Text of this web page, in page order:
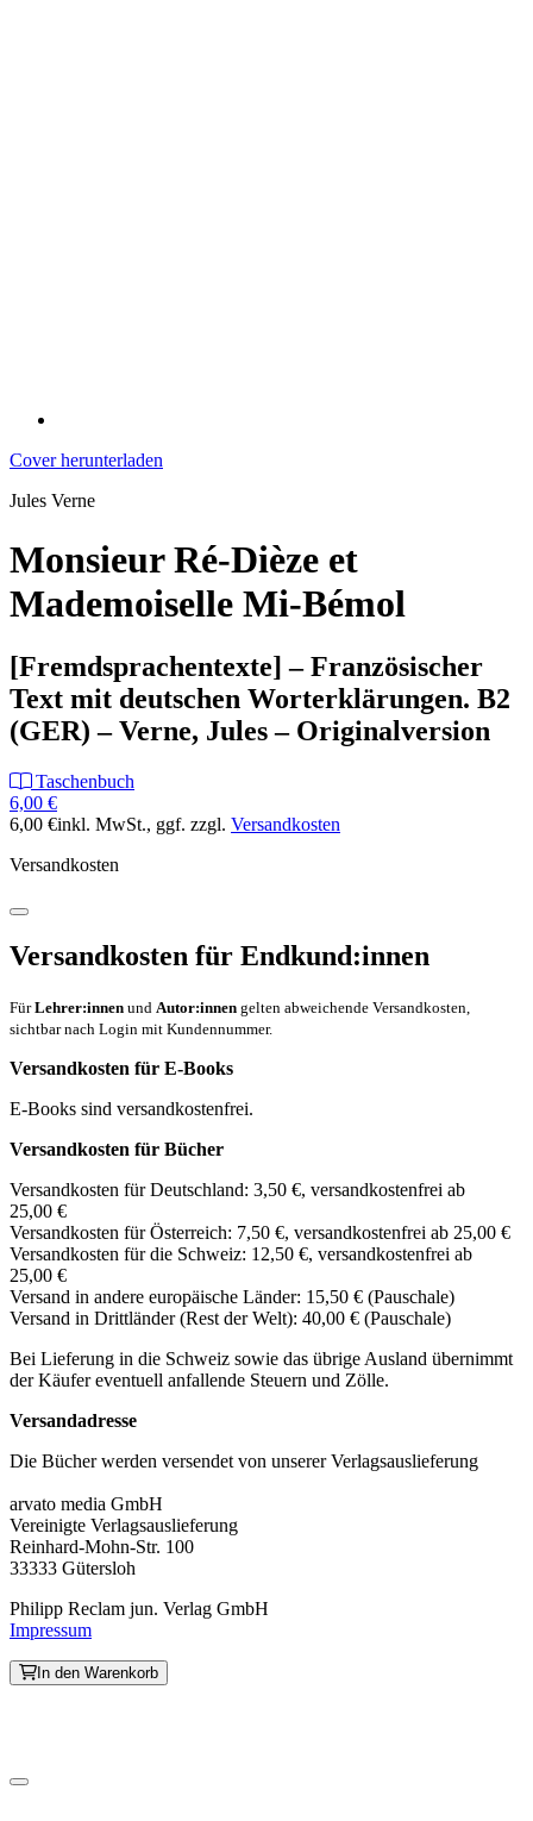
Cover herunterladen
Jules Verne
Monsieur Ré-Dièze et
Mademoiselle Mi-Bémol
[Fremdsprachentexte] – Französischer
Text mit deutschen Worterklärungen. B2
(GER) – Verne, Jules – Originalversion
Taschenbuch
6,00 €
6,00 €inkl. MwSt., ggf. zzgl. Versandkosten
Versandkosten
Versandkosten für Endkund:innen
FürLehrer:innen und Autor:innen gelten abweichende Versandkosten,
sichtbar nach Login mit Kundennummer.
Versandkosten für E-Books
E-Books sind versandkostenfrei.
Versandkosten für Bücher
Versandkosten für Deutschland: 3,50 €, versandkostenfrei ab
25,00 €
Versandkosten für Österreich: 7,50 €, versandkostenfrei ab 25,00 €
Versandkosten für die Schweiz: 12,50 €, versandkostenfrei ab
25,00 €
Versand in andere europäische Länder: 15,50 € (Pauschale)
Versand in Drittländer (Rest der Welt): 40,00 € (Pauschale)
Bei Lieferung in die Schweiz sowie das übrige Ausland übernimmt
der Käufer eventuell anfallende Steuern und Zölle.
Versandadresse
Die Bücher werden versendet von unserer Verlagsauslieferung
arvato media GmbH
Vereinigte Verlagsauslieferung
Reinhard-Mohn-Str. 100
33333 Gütersloh
Philipp Reclam jun. Verlag GmbH
Impressum
In den Warenkorb